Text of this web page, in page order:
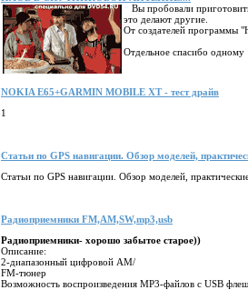
Вы пробовали
это делают другие.
От создателей
Отдельное спасибо
NOKIA E65+GARMIN MOBILE XT - тест драйв
1
Статьи по GPS навигации. Обзор моделей,
Статьи по GPS навигации. Обзор моделей,
Радиоприемники FM,AM,SW,mp3,usb
Радиоприемники- хорошо забытое старое))
Описание:
2-диапазонный цифровой AM/
FM-тюнер
Возможность воспроизведения MP3-файлов с USB